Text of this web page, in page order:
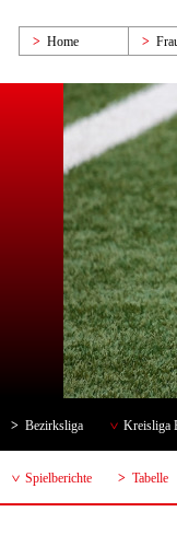
Home
Bezirksliga Kreisliga
Spielberichte Tabelle